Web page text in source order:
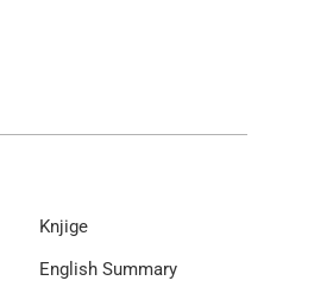
Knjige
English Summary